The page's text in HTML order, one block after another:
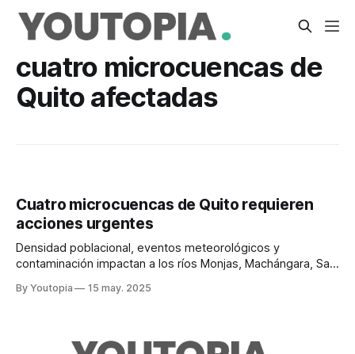
cuatro microcuencas de
Quito afectadas
Cuatro microcuencas de Quito requieren
acciones urgentes
Densidad poblacional, eventos meteorológicos y
contaminación impactan a los ríos Monjas, Machángara, San
By Youtopia 15 may. 2025